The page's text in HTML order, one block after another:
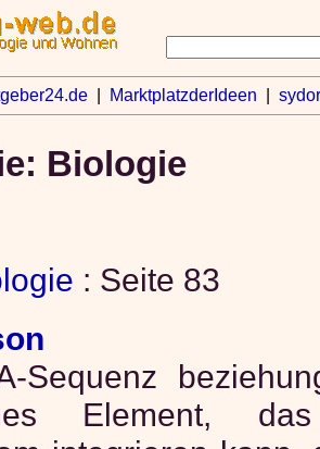
| MarktplatzderIdeen
Biologie
: Seite 83
Sequenz
Element,